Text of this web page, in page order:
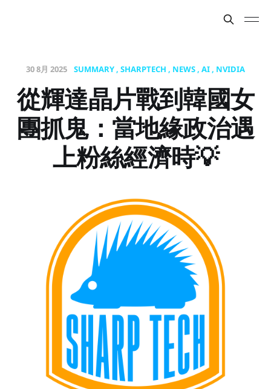
30 8月 2025 SUMMARY SHARPTECH NEWS AI NVIDIA
從輝達晶片戰到韓國女
團抓鬼：當地緣政治遇
上粉絲經濟時💡